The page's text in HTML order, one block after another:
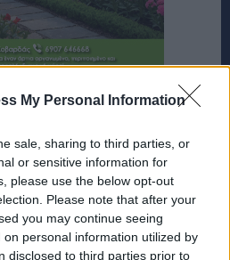
My Personal Information
sale, sharing to third parties, or
or sensitive information for
please use the below opt-out
Please note that after your
you may continue seeing
personal information utilized by
disclosed to third parties prior to